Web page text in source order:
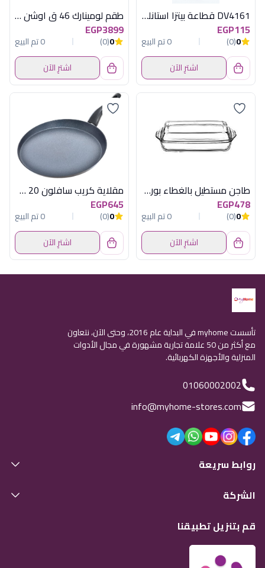
DV4161 قطاعة بيتزا استانلس ديفا
EGP115
0
(0)
0 تم البيع
اشترِ الآن
طقم لومينارك 46 ق اوشن امارتى
EGP3899
0
(0)
0 تم البيع
اشترِ الآن
طاجن مستطيل بالغطاء بورجام
EGP478
0
(0)
0 تم البيع
اشترِ الآن
مقلاية كريب سافلون 20 سم احمر
EGP645
0
(0)
0 تم البيع
اشترِ الآن
تأسست myhome في البداية عام 2016، وحتى الآن، نتعاون
مع أكثر من 50 علامة تجارية مشهورة في مجال الأدوات
المنزلية والأجهزة الكهربائية.
01060002002
info@myhome-stores.com
روابط سريعة
الشركة
قم بتنزيل تطبيقنا